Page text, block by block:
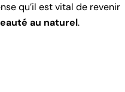
qu’il est vital de revenir
au naturel.